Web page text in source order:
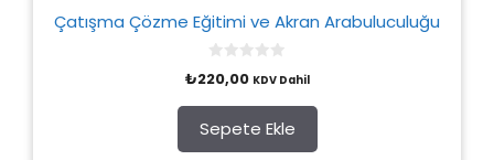
Çatışma Çözme Eğitimi ve Akran Arabuluculuğu
o
t
o
f
5
₺220,00 KDV Dahil
Sepete Ekle